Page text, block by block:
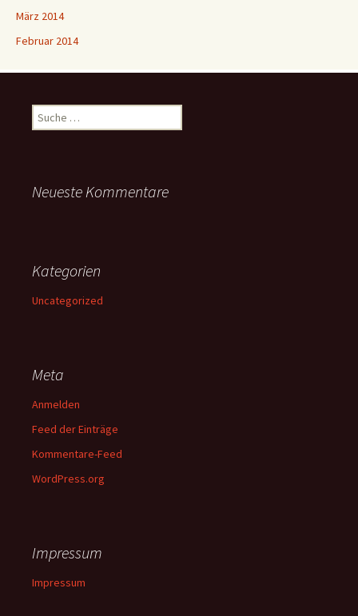
März 2014
Februar 2014
Suche
nach:
Neueste Kommentare
Kategorien
Uncategorized
Meta
Anmelden
Feed der Einträge
Kommentare-Feed
WordPress.org
Impressum
Impressum